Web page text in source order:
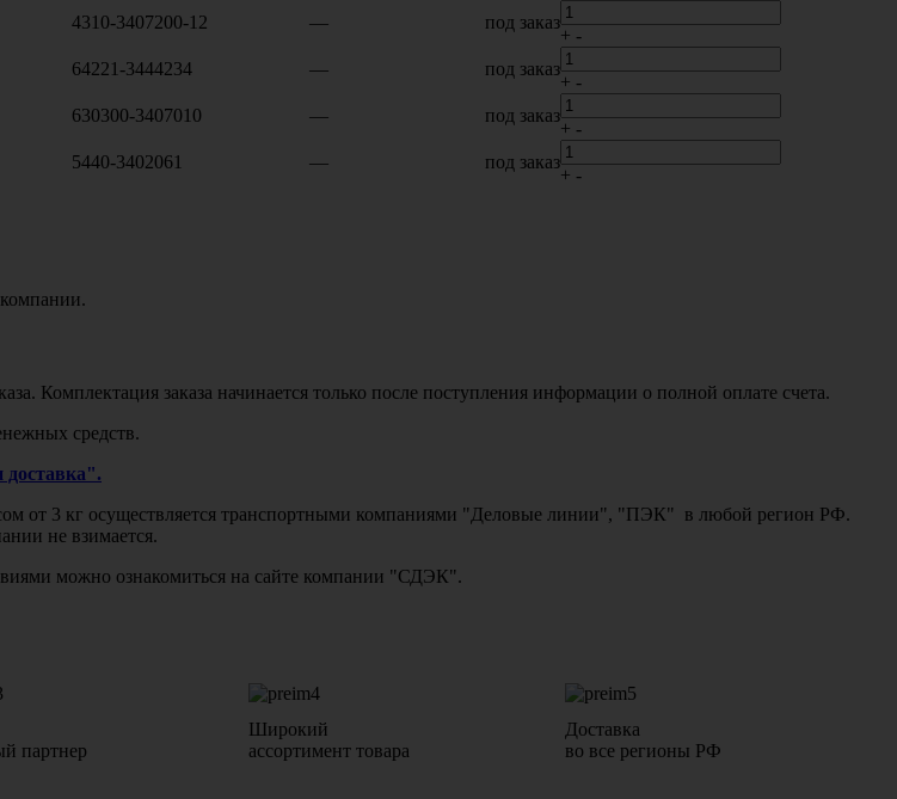
4310-3407200-12 — под заказ
+ -
64221-3444234 — под заказ
+ -
630300-3407010 — под заказ
+ -
5440-3402061 — под заказ
+ -
Комплектация заказа начинается только после поступления информации о полной оплате счета.
средств.
доставка".
от 3 кг осуществляется транспортными компаниями "Деловые линии", "ПЭК" в любой регион РФ.
не взимается.
можно ознакомиться на сайте компании "СДЭК".
партнер
Широкий
ассортимент товара
Доставка
во все регионы РФ